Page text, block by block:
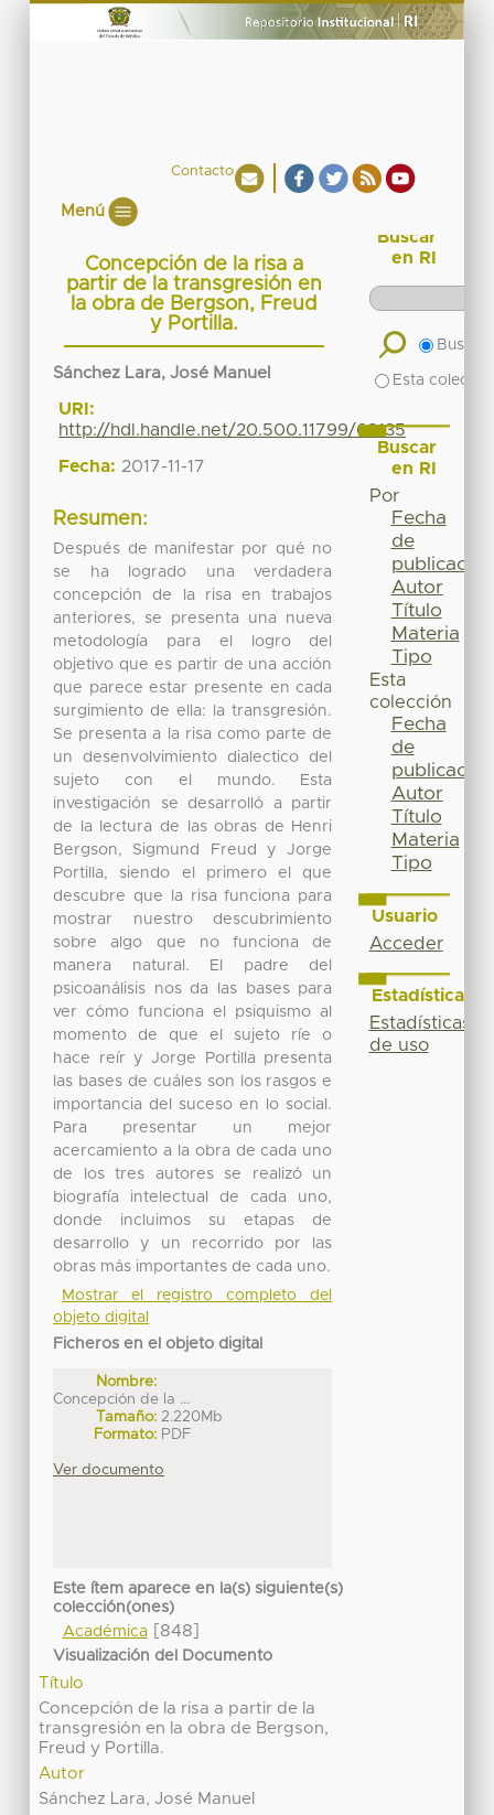
Contacto
Menú
Concepción de la risa a
partir de la transgresión en
la obra de Bergson, Freud
y Portilla.
Sánchez Lara, José Manuel
URI:
http://hdl.handle.net/20.500.11799/68135
Fecha: 2017-11-17
Resumen:
Después de manifestar por qué no
se ha logrado una verdadera
concepción de la risa en trabajos
anteriores, se presenta una nueva
metodología para el logro del
objetivo que es partir de una acción
que parece estar presente en cada
surgimiento de ella: la transgresión.
Se presenta a la risa como parte de
un desenvolvimiento dialectico del
sujeto con el mundo. Esta
investigación se desarrolló a partir
de la lectura de las obras de Henri
Bergson, Sigmund Freud y Jorge
Portilla, siendo el primero el que
descubre que la risa funciona para
mostrar nuestro descubrimiento
sobre algo que no funciona de
manera natural. El padre del
psicoanálisis nos da las bases para
ver cómo funciona el psiquismo al
momento de que el sujeto ríe o
hace reír y Jorge Portilla presenta
las bases de cuáles son los rasgos e
importancia del suceso en lo social.
Para presentar un mejor
acercamiento a la obra de cada uno
de los tres autores se realizó un
biografía intelectual de cada uno,
donde incluimos su etapas de
desarrollo y un recorrido por las
obras más importantes de cada uno.
Mostrar el registro completo del
objeto digital
Ficheros en el objeto digital
Nombre:
Concepción de la ...
Tamaño: 2.220Mb
Formato: PDF
Ver documento
Este ítem aparece en la(s) siguiente(s)
colección(ones)
Académica[848]
Visualización del Documento
Título
Concepción de la risa a partir de la
transgresión en la obra de Bergson,
Freud y Portilla.
Autor
Sánchez Lara, José Manuel
Buscar
en RI
Buscar
Esta
Buscar
en RI
Por
Fecha
de
publicación
Autor
Título
Materia
Tipo
Esta
colección
Fecha
de
publicación
Autor
Título
Materia
Tipo
Usuario
Acceder
Estadísticas
Estadísticas
de uso